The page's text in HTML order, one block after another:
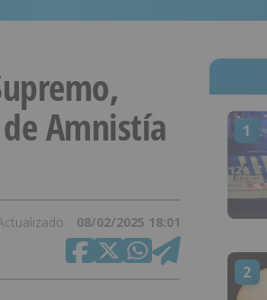
Amnistía
08/02/2025 18:01
1
2